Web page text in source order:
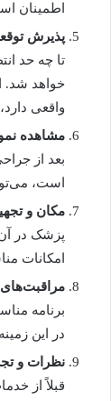
اطمینان
پذیرش
تا چه حد
خواهد شد.
واقعی
مشاهده
بعد از
است،
مکان و
پزشک در
امکانات
برنامه
در این
نظرات و
قبلاً از